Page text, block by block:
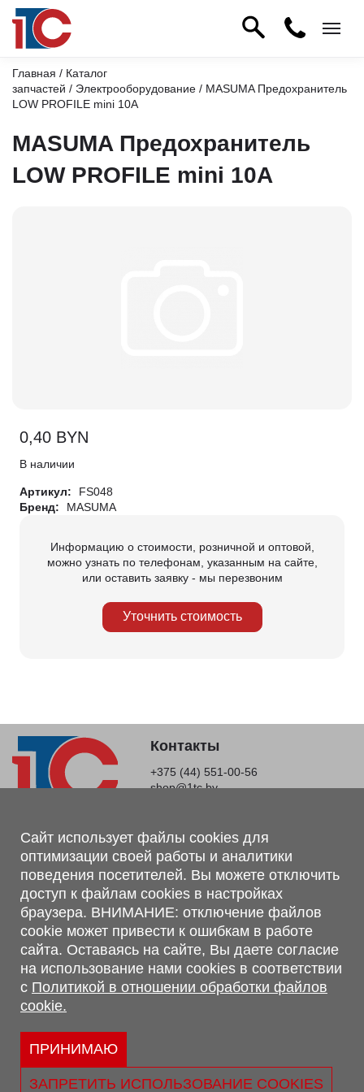
Главная / Каталог
запчастей / Электрооборудование / MASUMA Предохранитель
LOW PROFILE mini 10A
MASUMA Предохранитель
LOW PROFILE mini 10A
0,40 BYN
В наличии
Артикул:
FS048
Бренд:
MASUMA
Информацию о стоимости, розничной и оптовой,
можно узнать по телефонам, указанным на сайте,
или оставить заявку - мы перезвоним
Уточнить стоимость
Контакты
+375 (44) 551-00-56
shop@1tc.by
Магазин, склад
г. Минск, Минский р-н, п. Привольный, ул. Мира, 20А,
223062
г. Брест, ул. Лейтенанта Рябцева, 108 В, 224701
Обращаем Ваше внимание, что вся предоставленная на сайте
информация, касающаяся комплектаций, технических
характеристик, цветовых сочетаний, а также стоимости и
сервисного обслуживания носит информационный характер и
не является публичной офертой, определяемой п.2 ст.407
Гражданского кодекса Республики Беларусь.
Политика обработки персональных данных
Политикой в отношении обработки файлов cookie.
Сайт использует файлы cookies для
оптимизации своей работы и аналитики
поведения посетителей. Вы можете отключить
доступ к файлам cookies в настройках
браузера. ВНИМАНИЕ: отключение файлов
cookie может привести к ошибкам в работе
сайта. Оставаясь на сайте, Вы даете согласие
на использование нами cookies в соответствии
с Политикой в отношении обработки файлов
cookie.
ПРИНИМАЮ
ЗАПРЕТИТЬ ИСПОЛЬЗОВАНИЕ COOKIES